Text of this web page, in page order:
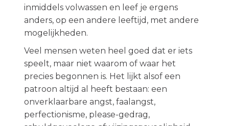
inmiddels volwassen en leef je ergens
anders, op een andere leeftijd, met andere
mogelijkheden.
Veel mensen weten heel goed dat er iets
speelt, maar niet waarom of waar het
precies begonnen is. Het lijkt alsof een
patroon altijd al heeft bestaan: een
onverklaarbare angst, faalangst,
perfectionisme, please-gedrag,